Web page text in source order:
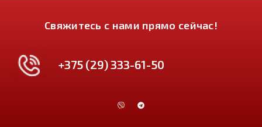
Свяжитесь с нами прямо сейчас!
+375 (29) 333-61-50